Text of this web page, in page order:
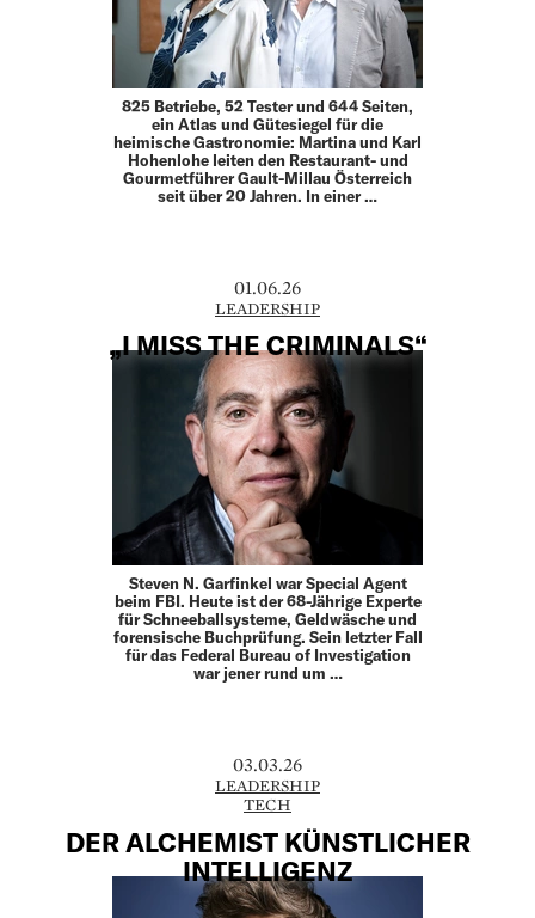
825 Betriebe, 52 Tester und 644 Seiten,
ein Atlas und Gütesiegel für die
heimische Gastronomie: Martina und Karl
Hohenlohe leiten den Restaurant- und
Gourmet­führer Gault-Millau Österreich
seit über 20 Jahren. In einer …
01.06.26
LEADERSHIP
„I MISS THE CRIMINALS“
Steven N. Garfinkel war Special Agent
beim FBI. Heute ist der 68-Jährige Experte
für Schneeballsysteme, Geldwäsche und
forensische Buchprüfung. Sein letzter Fall
für das Federal Bureau of Investigation
war jener rund um …
03.03.26
LEADERSHIP
TECH
DER ALCHEMIST KÜNSTLICHER
INTELLIGENZ